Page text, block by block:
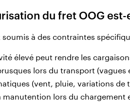
du fret OOG
à des contraintes
élevé peut rendre les
lors du transport (vagues
(vent, pluie, variations de
manutention lors du chargement